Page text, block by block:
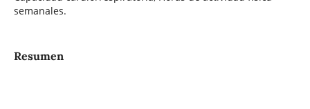
semanales.
Resumen